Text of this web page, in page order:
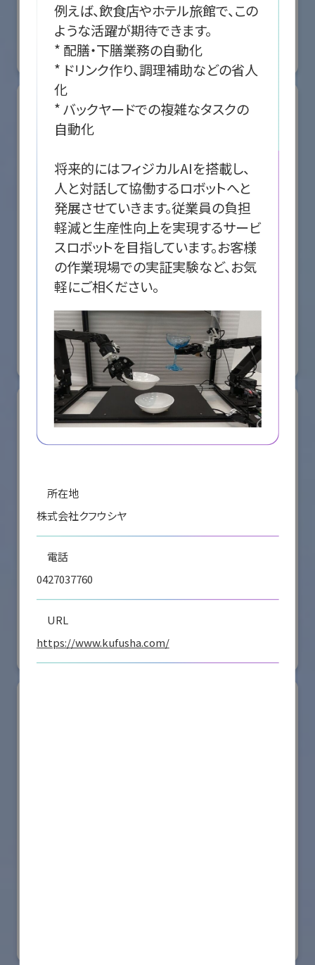
例えば、飲食店やホテル旅館で、この
ような活躍が期待できます。
* 配膳・下膳業務の自動化
* ドリンク作り、調理補助などの省人
化
* バックヤードでの複雑なタスクの
自動化
将来的にはフィジカルAIを搭載し、
人と対話して協働するロボットへと
発展させていきます。従業員の負担
軽減と生産性向上を実現するサービ
スロボットを目指しています。お客様
の作業現場での実証実験など、お気
所在地
株式会社クフウシヤ
電話
0427037760
URL
https://www.kufusha.com/
国際ロボット展
#スマートプロダクションロボット #スマートコミュニティロボット
リアル会場小間番号 : E5-08
株式会社ケーメックスONE
国際ロボット展
#スマートプロダクションロボット #スマートコミュニティロボット
リアル会場小間番号 : E4-16
国際ロボット展